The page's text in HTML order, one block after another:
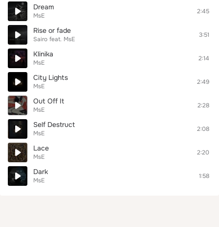
Dream
MsE
2:45
Rise or fade
Sairo feat. MsE
3:51
Klinika
MsE
2:14
City Lights
MsE
2:49
Out Off It
MsE
2:28
Self Destruct
MsE
2:08
Lace
MsE
2:20
Dark
MsE
1:58